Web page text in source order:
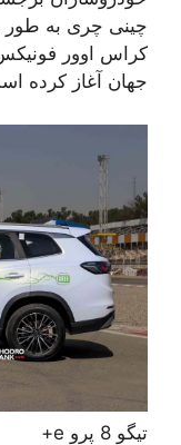
چینی چری به طور
جهان آغاز کرده
تیگو 8 پرو e+